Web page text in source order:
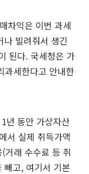
차익은 이번 과세
빌려줘서 생긴
된다. 국세청은 가
과세한다고 안내한
년 동안 가상자산
서 실제 취득가액
거래 수수료 등 취
빼고, 여기서 기본